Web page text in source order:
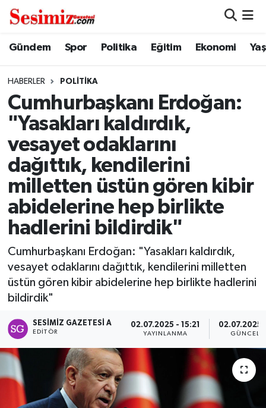
Gündem Spor Politika Eğitim Ekonomi
HABERLER POLITIKA
Cumhurbaşkanı Erdoğan:
"Yasakları kaldırdık,
vesayet odaklarını
dağıttık, kendilerini
milletten üstün gören kibir
abidelerine hep birlikte
hadlerini bildirdik"
Cumhurbaşkanı Erdoğan: "Yasakları kaldırdık,
vesayet odaklarını dağıttık, kendilerini milletten
üstün gören kibir abidelerine hep birlikte hadlerini
bildirdik"
SESIMIZ GAZETESI A
EDITÖR
02.07.2025 - 15:21
YAYINLANMA
02.07.2025
Dünya
Ekonomi
Gündem
Magazin
Politika
Sağlık
Spor
Teknoloji
Tokat Haberleri
Nöbetçi Eczaneler
Hava Durumu
Namaz Vakitleri
Trafik Durumu
Süper Lig Puan Durumu ve Fikstür
Tüm Manşetler
Son Dakika Haberleri
Haber Arşivi